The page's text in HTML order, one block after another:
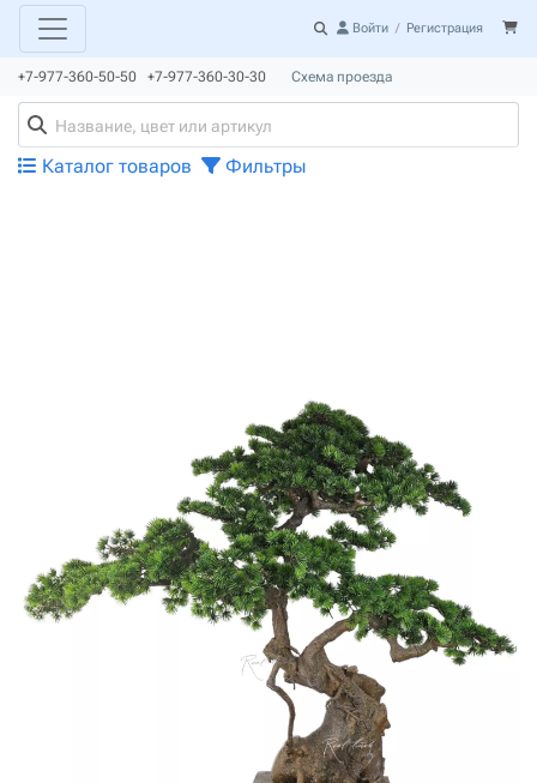
Войти / Регистрация
+7-977-360-50-50 +7-977-360-30-30 Схема проезда
Каталог товаров Фильтры